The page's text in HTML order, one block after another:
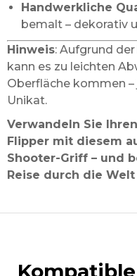
Handwerkliche
bemalt – dekorativ
Hinweis: Aufgrund
kann es zu leichten
Oberfläche kommen
Unikat.
Verwandeln Sie Ihren
Flipper mit diesem
Shooter-Griff – und
Reise durch die